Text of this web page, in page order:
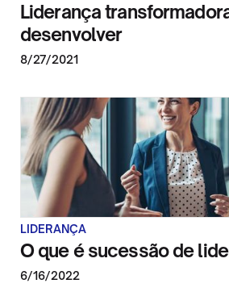
Liderança
desenvolver
8/27/2021
LIDERANÇA
O que é sucessão de
6/16/2022